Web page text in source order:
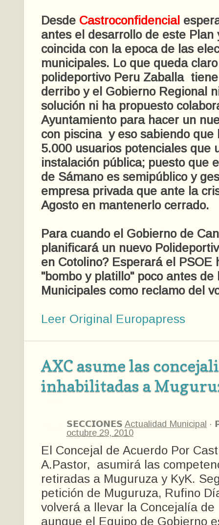
Desde Castroconfidencial
antes el desarrollo de este Plan
coincida con la epoca de las
municipales. Lo que queda
polideportivo Peru Zaballa
derribo y el Gobierno Regional
solución ni ha propuesto
Ayuntamiento para hacer un
con piscina y eso sabiendo que
5.000 usuarios potenciales que
instalación pública; puesto que
de Sámano es semipúblico y
empresa privada que ante la
Agosto en mantenerlo cerrado.
Para cuando el Gobierno de
planificará un nuevo
en Cotolino? Esperará el PSOE
"bombo y platillo" poco antes de
Municipales como reclamo del
Leer Original Europapress
AXC asume las
inhabilitadas a
𝗦𝗘𝗖𝗖𝗜𝗢𝗡𝗘𝗦 Actualidad Municipal ·
octubre 29, 2010
El Concejal de Acuerdo Por
A.Pastor, asumirá las
retiradas a Muguruza y KyK.
petición de Muguruza, Rufino
volverá a llevar la Concejalía de
aunque el Equipo de Gobierno